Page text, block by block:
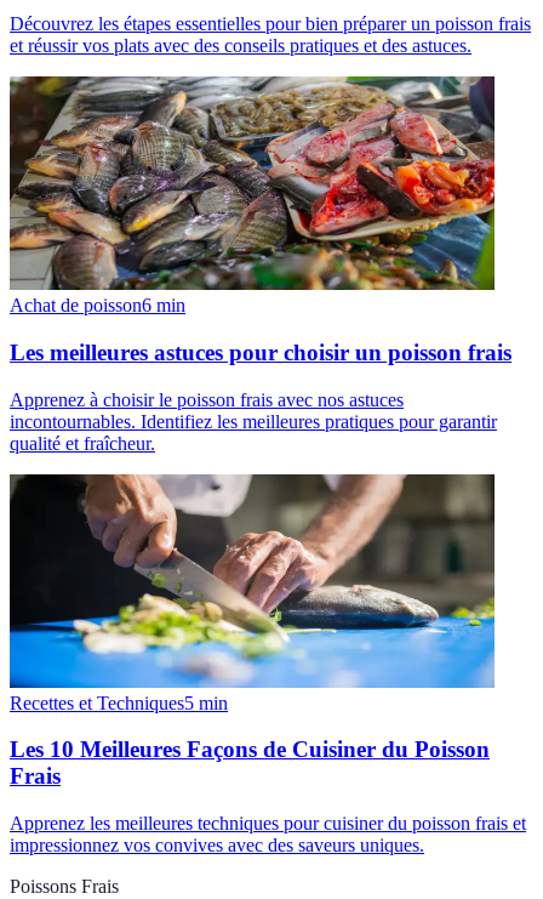
Découvrez les étapes essentielles pour bien préparer un poisson frais
et réussir vos plats avec des conseils pratiques et des astuces.
Achat de poisson6 min
Les meilleures astuces pour choisir un poisson frais
Apprenez à choisir le poisson frais avec nos astuces
incontournables. Identifiez les meilleures pratiques pour garantir
qualité et fraîcheur.
Recettes et Techniques5 min
Les 10 Meilleures Façons de Cuisiner du Poisson
Frais
Apprenez les meilleures techniques pour cuisiner du poisson frais et
impressionnez vos convives avec des saveurs uniques.
Poissons Frais